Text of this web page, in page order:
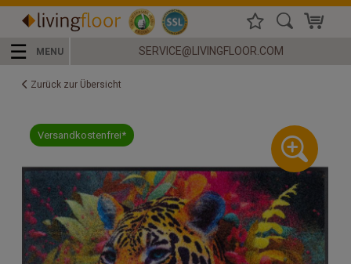
☰ MENU SERVICE@LIVINGFLOOR.COM
Zurück zur Übersicht
Versandkostenfrei*